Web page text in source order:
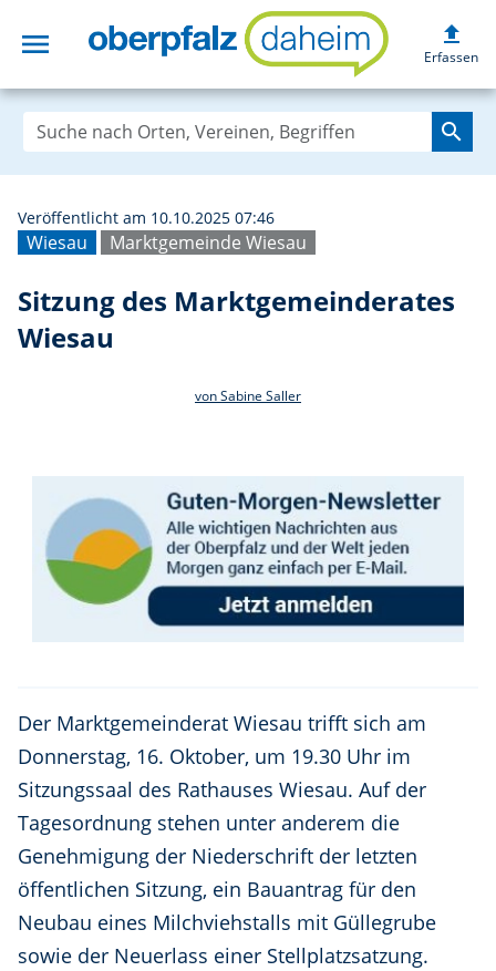
menu Sitzung des
upload
Erfassen
search
Wiesau Marktgemeinde Wiesau
Veröffentlicht am 10.10.2025 07:46
Sitzung des Marktgemeinderates
Wiesau
von Sabine Saller
Der Marktgemeinderat Wiesau trifft sich am
Donnerstag, 16. Oktober, um 19.30 Uhr im
Sitzungssaal des Rathauses Wiesau. Auf der
Tagesordnung stehen unter anderem die
Genehmigung der Niederschrift der letzten
öffentlichen Sitzung, ein Bauantrag für den
Neubau eines Milchviehstalls mit Güllegrube
sowie der Neuerlass einer Stellplatzsatzung.